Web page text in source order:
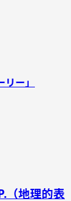
ー」
（地理的表